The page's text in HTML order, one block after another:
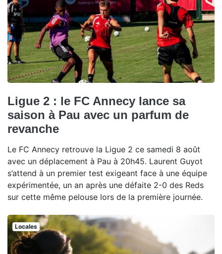
Ligue 2 : le FC Annecy lance sa
saison à Pau avec un parfum de
revanche
Le FC Annecy retrouve la Ligue 2 ce samedi 8 août
avec un déplacement à Pau à 20h45. Laurent Guyot
s’attend à un premier test exigeant face à une équipe
expérimentée, un an après une défaite 2-0 des Reds
sur cette même pelouse lors de la première journée.
Locales